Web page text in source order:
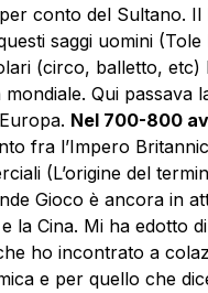
conto del Sultano.
saggi uomini
(circo, balletto,
Qui passava
Nel 700-800
fra l’Impero
(L’origine del
Gioco è ancora in
la Cina. Mi ha edotto
ho incontrato a
e per quello che